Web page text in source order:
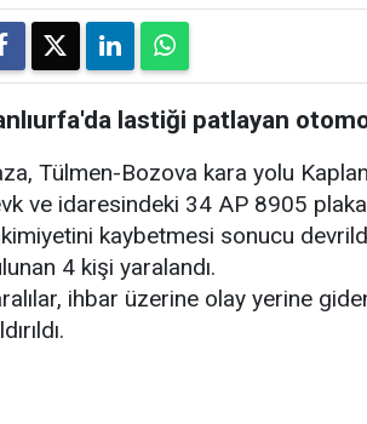
lastiği patlayan
Tülmen-Bozova kara yolu
ve idaresindeki 34 AP 8905
kaybetmesi sonucu
4 kişi yaralandı.
ihbar üzerine olay yerine